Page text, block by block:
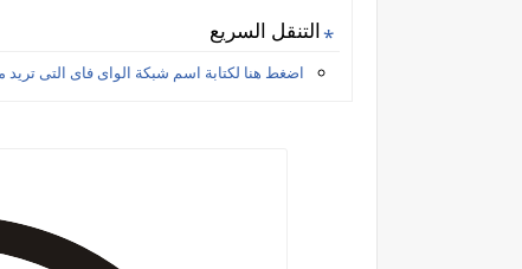
التنقل السريع
اضغط هنا لكتابة اسم شبكة الواى فاى التى تريد